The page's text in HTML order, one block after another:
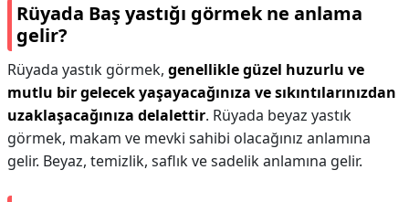
Rüyada Baş yastığı görmek ne anlama
gelir?
Rüyada yastık görmek, genellikle güzel huzurlu ve
mutlu bir gelecek yaşayacağınıza ve sıkıntılarınızdan
uzaklaşacağınıza delalettir. Rüyada beyaz yastık
görmek, makam ve mevki sahibi olacağınız anlamına
gelir. Beyaz, temizlik, saflık ve sadelik anlamına gelir.